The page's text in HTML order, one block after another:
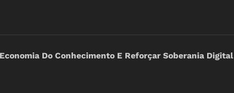
Do Conhecimento E Reforçar Soberania Digital